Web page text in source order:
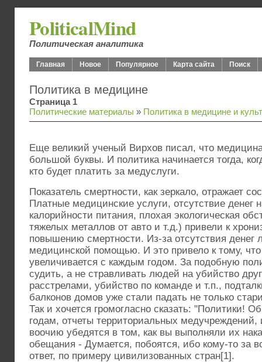
PoliticalMind
Политическая аналитика
Главная Новое Популярное Карта сайта Поиск
Политика в медицине
Страница 1
Политические материалы » Политика в медицине и
Еще великий ученый Вирхов писал, что
большой буквы. И политика начинается тогда,
кто будет платить за медуслуги.
Показатель смертности, как зеркало, отражает
Платные медицинские услуги, отсутствие денег
калорийности питания, плохая экологическая
тяжелых металлов от авто и т.д.) привели к
повышению смертности. Из-за отсутствия
медицинской помощью. И это привело к тому, что
увеличивается с каждым годом. За подобную
судить, а не стравливать людей на убийство
расстрелами, убийство по команде и т.п.,
балконов домов уже стали падать не только
Так и хочется громогласно сказать: "Политики!
годам, отчеты территориальных медучреждений,
воочию убедятся в том, как вы выполняли их
обещания - Думается, побоятся, ибо кому-то за
ответ, по примеру цивилизованных стран[1].